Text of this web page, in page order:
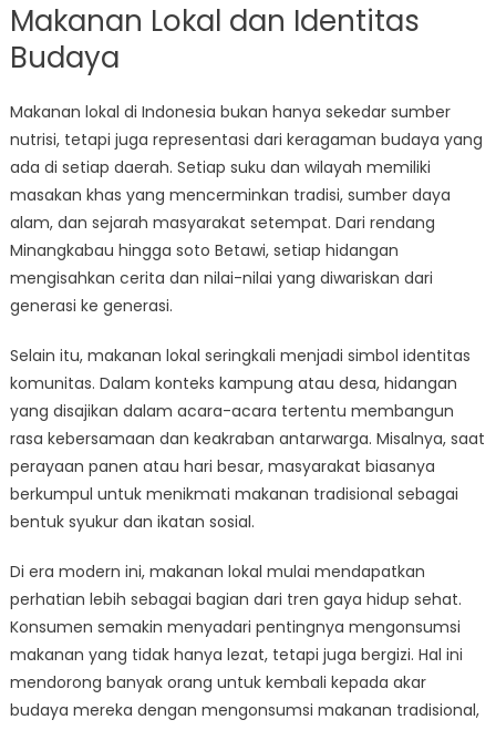
Makanan Lokal dan Identitas
Budaya
Makanan lokal di Indonesia bukan hanya sekedar sumber
nutrisi, tetapi juga representasi dari keragaman budaya yang
ada di setiap daerah. Setiap suku dan wilayah memiliki
masakan khas yang mencerminkan tradisi, sumber daya
alam, dan sejarah masyarakat setempat. Dari rendang
Minangkabau hingga soto Betawi, setiap hidangan
mengisahkan cerita dan nilai-nilai yang diwariskan dari
generasi ke generasi.
Selain itu, makanan lokal seringkali menjadi simbol identitas
komunitas. Dalam konteks kampung atau desa, hidangan
yang disajikan dalam acara-acara tertentu membangun
rasa kebersamaan dan keakraban antarwarga. Misalnya, saat
perayaan panen atau hari besar, masyarakat biasanya
berkumpul untuk menikmati makanan tradisional sebagai
bentuk syukur dan ikatan sosial.
Di era modern ini, makanan lokal mulai mendapatkan
perhatian lebih sebagai bagian dari tren gaya hidup sehat.
Konsumen semakin menyadari pentingnya mengonsumsi
makanan yang tidak hanya lezat, tetapi juga bergizi. Hal ini
mendorong banyak orang untuk kembali kepada akar
budaya mereka dengan mengonsumsi makanan tradisional,